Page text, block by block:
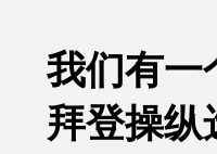
我们有一
拜登操纵